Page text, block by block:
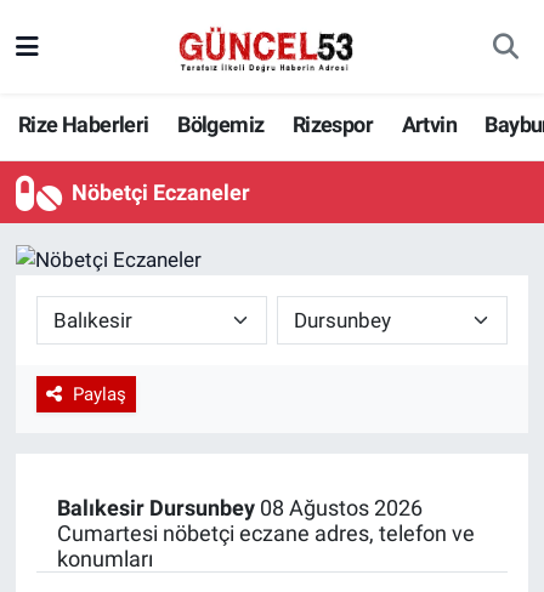
Rize Haberleri Bölgemiz Rizespor Artvin
Nöbetçi Eczaneler
Paylaş
Balıkesir Dursunbey08 Ağustos 2026
Cumartesi nöbetçi eczane adres, telefon ve
konumları